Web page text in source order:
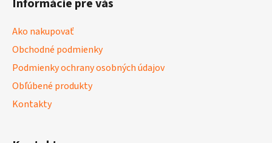
Informácie pre vás
Ako nakupovať
Obchodné podmienky
Podmienky ochrany osobných údajov
Obľúbené produkty
Kontakty